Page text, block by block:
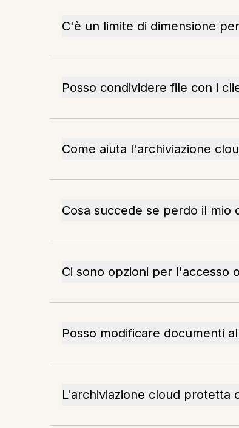
C'è un limite di dimensione
Posso condividere file con i
Come aiuta l'archiviazione
Cosa succede se perdo il mio
Ci sono opzioni per l'accesso
Posso modificare documenti
L'archiviazione cloud protetta